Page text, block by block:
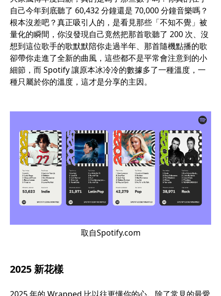
自己今年到底聽了 60,432 分鐘還是 70,000 分鐘音樂嗎？
根本沒差吧？真正吸引人的，是看見那些「不知不覺」被
量化的瞬間，你沒發現自己竟然把那首歌聽了 200 次、沒
想到這位歌手的歌默默陪你走過半年、那首隨機點播的歌
卻帶你走進了全新的曲風，這些都不是平常會注意到的小
細節，而 Spotify 讓原本冰冷冷的數據多了一種溫度，一
種只屬於你的溫度，這才是分享的主因。
取自Spotify.com
2025 新花樣